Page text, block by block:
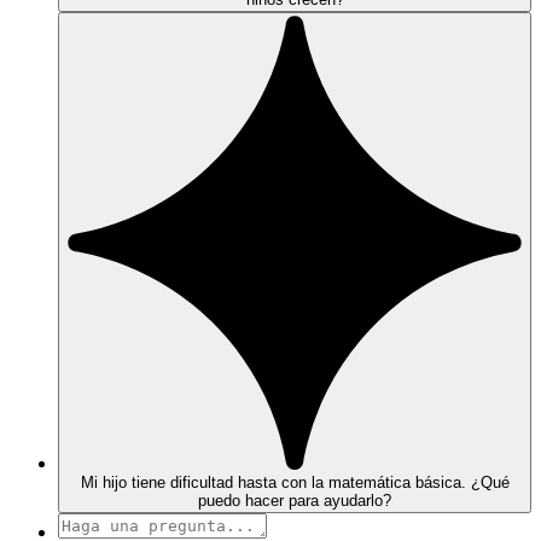
Mi hijo tiene dificultad hasta con la matemática básica. ¿Qué
puedo hacer para ayudarlo?